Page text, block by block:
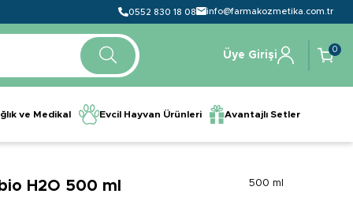
0552 830 18 08 info@farmakozmetika.com.tr
Üye Girişi
0
ve Medikal Evcil Hayvan Ürünleri Avantajlı Setler
500 ml
H2O 500 ml